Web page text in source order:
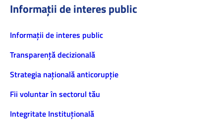
Informații de interes public
Informaţii de interes public
Transparență decizională
Strategia națională anticorupție
Fii voluntar în sectorul tău
Integritate Instituțională